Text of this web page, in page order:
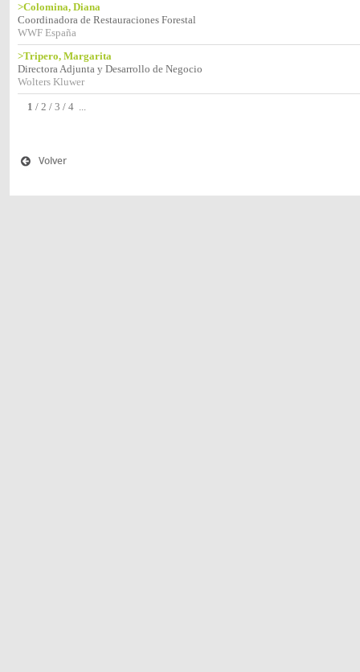
>Colomina, Diana
Coordinadora de Restauraciones Forestal
WWF España
>Tripero, Margarita
Directora Adjunta y Desarrollo de Negocio
Wolters Kluwer
1 / 2 / 3 / 4 ...
Volver